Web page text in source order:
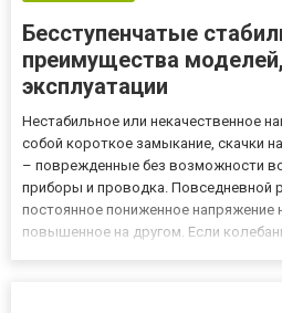
Бесступенчатые
преимущества
эксплуатации
Нестабильное или некачественное
собой короткое замыкание, скачки
– поврежденные без возможности
приборы и проводка. Повседневной
постоянное пониженное напряжение
повышенное на другом. Если